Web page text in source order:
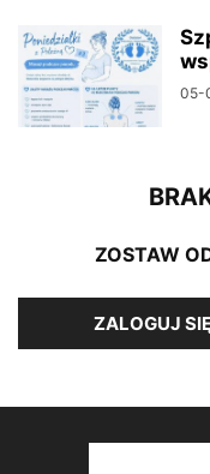
05-
ZOSTAW
ZALOGUJ